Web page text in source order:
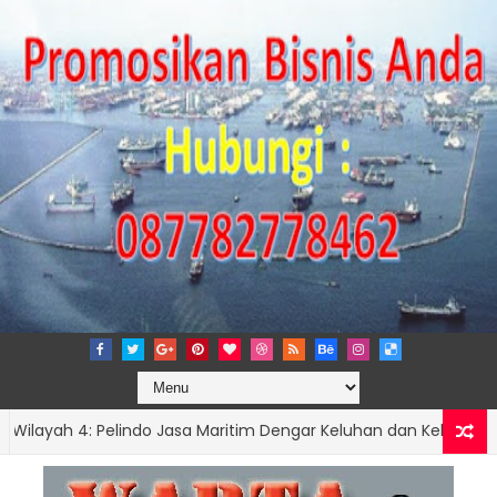
4: Pelindo Jasa Maritim Dengar Keluhan dan Kebutuhan